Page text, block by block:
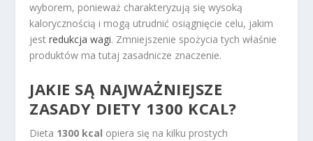
wyborem, ponieważ charakteryzują się wysoką
kalorycznością i mogą utrudnić osiągnięcie celu, jakim
jestredukcja wagi. Zmniejszenie spożycia tych właśnie
produktów ma tutaj zasadnicze znaczenie.
JAKIE SĄ NAJWAŻNIEJSZE
ZASADY DIETY 1300 KCAL?
Dieta 1300 kcal opiera się na kilku prostych